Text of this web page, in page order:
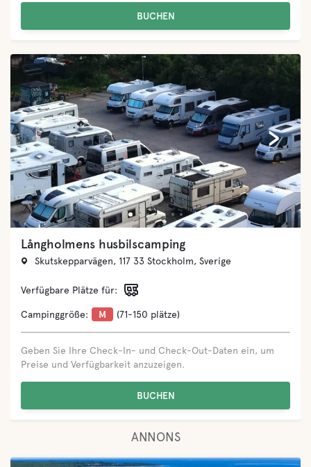
BUCHEN
›
‹
Mötesplats Borstahusen
Lill-Olas väg 30, 261 61 Landskrona, Sverige
Verfügbare Plätze für:
Campinggröße: L (151-400 plätze)
Geben Sie Ihre Check-In- und Check-Out-Daten ein, um
Preise und Verfügbarkeit anzuzeigen.
BUCHEN
ANNONS